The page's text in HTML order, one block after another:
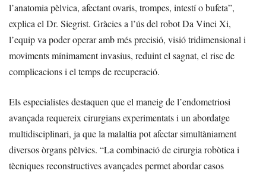
l’anatomia pèlvica, afectant ovaris, trompes, intestí o bufeta”,
explica el Dr. Siegrist. Gràcies a l’ús del robot Da Vinci Xi,
l’equip va poder operar amb més precisió, visió tridimensional i
moviments mínimament invasius, reduint el sagnat, el risc de
complicacions i el temps de recuperació.
Els especialistes destaquen que el maneig de l’endometriosi
avançada requereix cirurgians experimentats i un abordatge
multidisciplinari, ja que la malaltia pot afectar simultàniament
diversos òrgans pèlvics. “La combinació de cirurgia robòtica i
tècniques reconstructives avançades permet abordar casos